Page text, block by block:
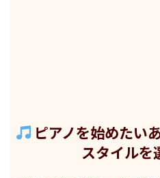
ピアノを始めたい
スタイルを